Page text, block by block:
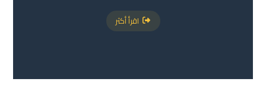
اقرأ أكثر